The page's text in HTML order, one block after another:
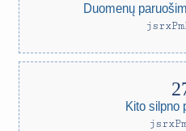
Duomenų
Kito silpno